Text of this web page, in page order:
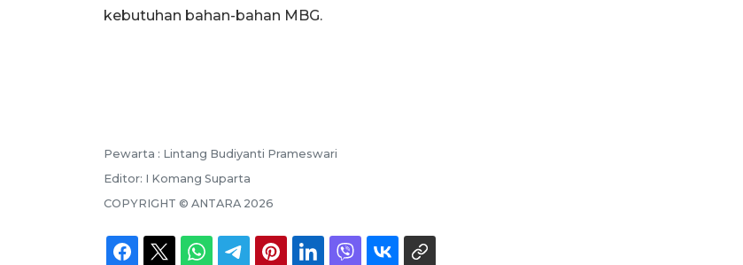
kebutuhan bahan-bahan MBG.
Pewarta : Lintang Budiyanti Prameswari
Editor: I Komang Suparta
COPYRIGHT © ANTARA 2026